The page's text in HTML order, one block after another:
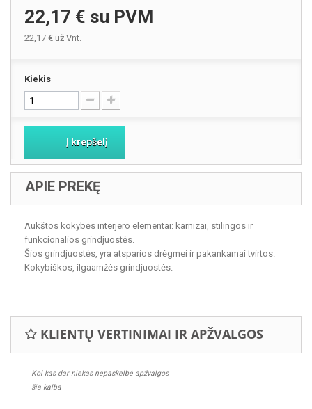
22,17 € su PVM
22,17 € už Vnt.
Kiekis
Į krepšelį
APIE PREKĘ
Aukštos kokybės interjero elementai: karnizai, stilingos ir
funkcionalios grindjuostės.
Šios grindjuostės, yra atsparios drėgmei ir pakankamai tvirtos.
Kokybiškos, ilgaamžės grindjuostės.
KLIENTŲ VERTINIMAI IR APŽVALGOS
Kol kas dar niekas nepaskelbė apžvalgos
šia kalba